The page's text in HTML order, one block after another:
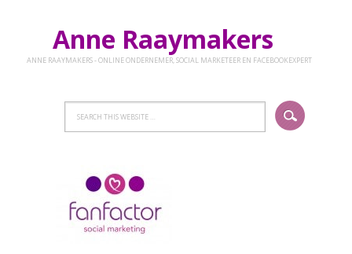
Anne Raaymakers
ANNE RAAYMAKERS - ONLINE ONDERNEMER, SOCIAL MARKETEER EN FACEBOOKEXPERT